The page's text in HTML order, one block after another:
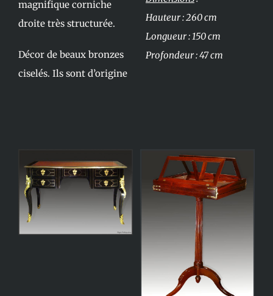
magnifique corniche
droite très structurée.
Décor de beaux bronzes
ciselés. Ils sont d’origine
Hauteur : 260 cm
Longueur : 150 cm
Profondeur : 47 cm